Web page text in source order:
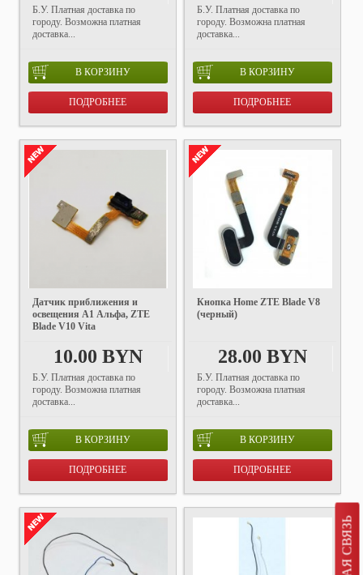
Б.У. Платная доставка по
городу. Возможна платная
доставка...
В КОРЗИНУ
ПОДРОБНЕЕ
Б.У. Платная доставка по
городу. Возможна платная
доставка...
В КОРЗИНУ
ПОДРОБНЕЕ
Датчик приближения и
освещения A1 Альфа, ZTE
Blade V10 Vita
10.00 BYN
Б.У. Платная доставка по
городу. Возможна платная
доставка...
В КОРЗИНУ
ПОДРОБНЕЕ
Кнопка Home ZTE Blade V8
(черный)
28.00 BYN
Б.У. Платная доставка по
городу. Возможна платная
доставка...
В КОРЗИНУ
ПОДРОБНЕЕ